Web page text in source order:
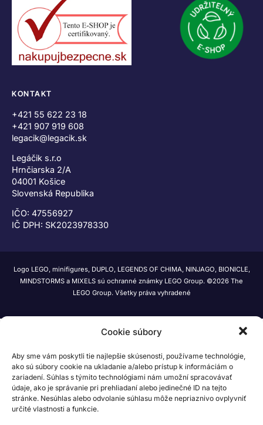
Cookie súbory
Aby sme vám poskytli tie najlepšie skúsenosti, používame technológie,
ako sú súbory cookie na ukladanie a/alebo prístup k informáciám o
zariadení. Súhlas s týmito technológiami nám umožní spracovávať
údaje, ako je správanie pri prehliadaní alebo jedinečné ID na tejto
stránke. Nesúhlas alebo odvolanie súhlasu môže nepriaznivo ovplyvniť
určité vlastnosti a funkcie.
KONTAKT
+421 55 622 23 18
+421 907 919 608
legacik@legacik.sk
Legáčik s.r.o
Hrnčiarska 2/A
04001 Košice
Slovenská Republika
IČO: 47556927
IČ DPH: SK2023978330
Logo LEGO, minifigures, DUPLO, LEGENDS OF CHIMA, NINJAGO, BIONICLE,
MINDSTORMS a MIXELS sú ochranné známky LEGO Group. ©2026 The
LEGO Group. Všetky práva vyhradené